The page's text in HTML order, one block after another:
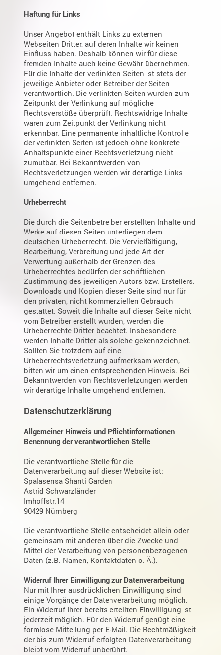
Haftung für Links
Unser Angebot enthält Links zu externen
Webseiten Dritter, auf deren Inhalte wir keinen
Einfluss haben. Deshalb können wir für diese
fremden Inhalte auch keine Gewähr übernehmen.
Für die Inhalte der verlinkten Seiten ist stets der
jeweilige Anbieter oder Betreiber der Seiten
verantwortlich. Die verlinkten Seiten wurden zum
Zeitpunkt der Verlinkung auf mögliche
Rechtsverstöße überprüft. Rechtswidrige Inhalte
waren zum Zeitpunkt der Verlinkung nicht
erkennbar. Eine permanente inhaltliche Kontrolle
der verlinkten Seiten ist jedoch ohne konkrete
Anhaltspunkte einer Rechtsverletzung nicht
zumutbar. Bei Bekanntwerden von
Rechtsverletzungen werden wir derartige Links
umgehend entfernen.
Urheberrecht
Die durch die Seitenbetreiber erstellten Inhalte und
Werke auf diesen Seiten unterliegen dem
deutschen Urheberrecht. Die Vervielfältigung,
Bearbeitung, Verbreitung und jede Art der
Verwertung außerhalb der Grenzen des
Urheberrechtes bedürfen der schriftlichen
Zustimmung des jeweiligen Autors bzw. Erstellers.
Downloads und Kopien dieser Seite sind nur für
den privaten, nicht kommerziellen Gebrauch
gestattet. Soweit die Inhalte auf dieser Seite nicht
vom Betreiber erstellt wurden, werden die
Urheberrechte Dritter beachtet. Insbesondere
werden Inhalte Dritter als solche gekennzeichnet.
Sollten Sie trotzdem auf eine
Urheberrechtsverletzung aufmerksam werden,
bitten wir um einen entsprechenden Hinweis. Bei
Bekanntwerden von Rechtsverletzungen werden
wir derartige Inhalte umgehend entfernen.
Datenschutzerklärung
Allgemeiner Hinweis und Pflichtinformationen
Benennung der verantwortlichen Stelle
Die verantwortliche Stelle für die
Datenverarbeitung auf dieser Website ist:
Spalasensa Shanti Garden
Astrid Schwarzländer
Imhoffstr.14
90429 Nürnberg
Die verantwortliche Stelle entscheidet allein oder
gemeinsam mit anderen über die Zwecke und
Mittel der Verarbeitung von personenbezogenen
Daten (z.B. Namen, Kontaktdaten o. Ä.).
Widerruf Ihrer Einwilligung zur Datenverarbeitung
Nur mit Ihrer ausdrücklichen Einwilligung sind
einige Vorgänge der Datenverarbeitung möglich.
Ein Widerruf Ihrer bereits erteilten Einwilligung ist
jederzeit möglich. Für den Widerruf genügt eine
formlose Mitteilung per E-Mail. Die Rechtmäßigkeit
der bis zum Widerruf erfolgten Datenverarbeitung
bleibt vom Widerruf unberührt.